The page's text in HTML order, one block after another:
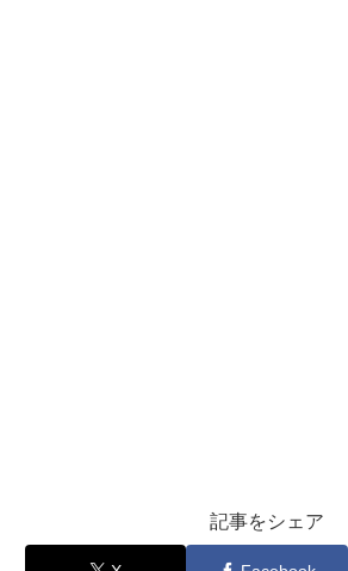
記事をシェア